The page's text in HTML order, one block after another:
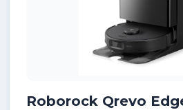
Roborock Qrevo